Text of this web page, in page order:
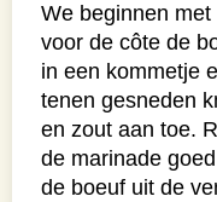
We beginnen
voor de côte de
in een kommetje
tenen gesneden
en zout aan toe.
de marinade
de boeuf uit de